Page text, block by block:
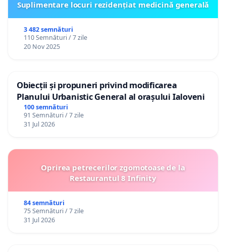
Suplimentare locuri rezidențiat medicină generală
3 482 semnături
110 Semnături / 7 zile
20 Nov 2025
Obiecții și propuneri privind modificarea
Planului Urbanistic General al orașului Ialoveni
100 semnături
91 Semnături / 7 zile
31 Jul 2026
Oprirea petrecerilor zgomotoase de la
Restaurantul 8 Infinity
84 semnături
75 Semnături / 7 zile
31 Jul 2026